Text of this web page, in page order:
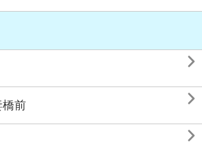

橋前 
